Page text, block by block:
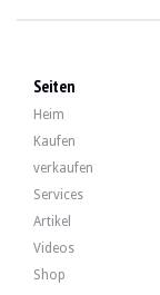
Beschreibung
Dieser Mazda MX5
An der Außenseite
Seiten
Heim
Kaufen
verkaufen
Services
Artikel
Videos
Shop